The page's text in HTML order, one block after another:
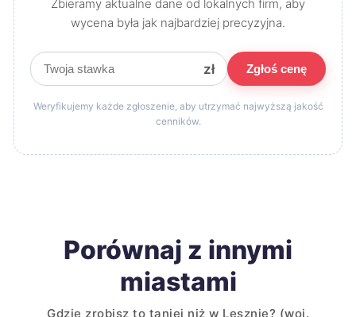
Zbieramy aktualne dane od lokalnych firm, aby
wycena była jak najbardziej precyzyjna.
zł Zgłoś cenę
Weryfikujemy każde zgłoszenie, aby utrzymać najwyższą jakość
cenników.
Porównaj z innymi
miastami
Gdzie zrobisz to taniej niż w Lesznie? (woj.